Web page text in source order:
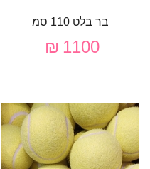
בר בלט 110 סמ
1100 ₪